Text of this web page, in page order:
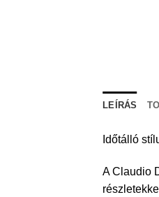
LEÍRÁS
Időtálló
A Claudio